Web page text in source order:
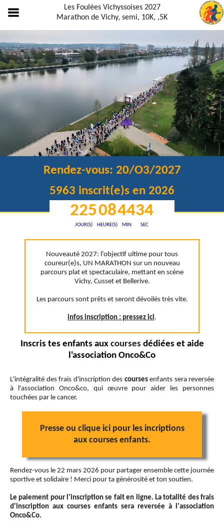
Les Foulées Vichyssoises 2027
Marathon de Vichy, semi, 10K, ,5K
Rendez-vous: 20/O3/2027
5963 inscrit(e)s en 2026
225
JOUR(S)
08
HEURE(S)
44
MIN
34
SEC
Nouveauté 2027: l’objectif ultime pour tous
coureur(e)s, UN MARATHON sur un nouveau
parcours plat et spectaculaire, mettant en scène
Vichy, Cusset et Bellerive.
Les parcours sont prêts et seront dévoilés très vite.
infos inscription : pressez ici.
Inscris tes enfants aux courses dédiées et aide
l'association Onco&Co
L'intégralité des frais d'inscription des coursesenfants sera reversée
à l'association Onco&co, qui œuvre pour aider les personnes
touchées par le cancer.
Presse ou clique ici pour les incriptions
aux courses enfants.
Rendez-vous le 22 mars 2026 pour partager ensemble cette journée
sportive et solidaire ! Merci pour ta générosité et ton soutien.
Le paiement pour l'inscription se fait en ligne. La totalité des frais
d'inscription aux courses enfants sera reversée à l'association
Onco&Co.